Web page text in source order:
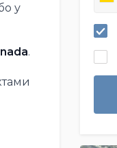
у
.